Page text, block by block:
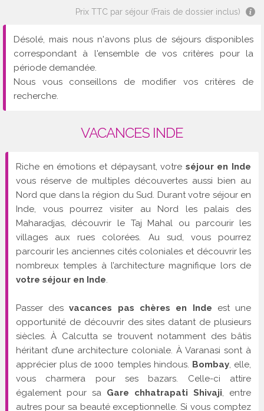
Prix TTC par séjour (Frais de dossier inclus)
Désolé, mais nous n'avons plus de séjours disponibles
correspondant à l'ensemble de vos critères pour la
période demandée.
Nous vous conseillons de modifier vos critères de
recherche.
VACANCES INDE
Riche en émotions et dépaysant, votre séjour en Inde
vous réserve de multiples découvertes aussi bien au
Nord que dans la région du Sud. Durant votre séjour en
Inde, vous pourrez visiter au Nord les palais des
Maharadjas, découvrir le Taj Mahal ou parcourir les
villages aux rues colorées. Au sud, vous pourrez
parcourir les anciennes cités coloniales et découvrir les
nombreux temples à l’architecture magnifique lors de
votre séjour en Inde
Passer desvacances pas chères en Inde est une
opportunité de découvrir des sites datant de plusieurs
siècles. À Calcutta se trouvent notamment des bâtis
héritant d’une architecture coloniale. À Varanasi sont à
apprécier plus de 1000 temples hindous. Bombay, elle,
vous charmera pour ses bazars. Celle-ci attire
également pour sa Gare chhatrapati Shivaji , entre
autres pour sa beauté exceptionnelle. Si vous comptez